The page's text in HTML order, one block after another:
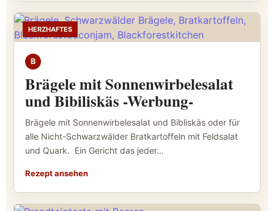
HERZHAFTES
B
Brägele mit Sonnenwirbelesalat
und Bibiliskäs -Werbung-
Brägele mit Sonnenwirbelesalat und Bibliskäs oder für
alle Nicht-Schwarzwälder Bratkartoffeln mit Feldsalat
und Quark. Ein Gericht das jeder…
Rezept ansehen